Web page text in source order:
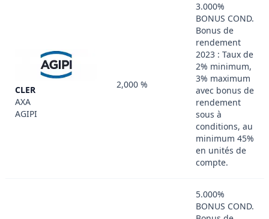
CLER
AXA
AGIPI
2,000 %
3.000%
BONUS COND.
Bonus de
rendement
2023 : Taux de
2% minimum,
3% maximum
avec bonus de
rendement
sous à
conditions, au
minimum 45%
en unités de
compte.
5.000%
BONUS COND.